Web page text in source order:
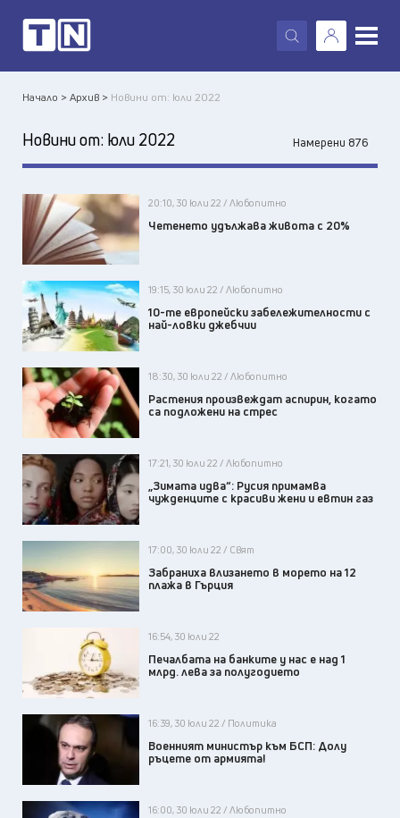
X
Начало >Архив > Новини от: юли 2022
Новини от: юли 2022 Намерени 876
20:10, 30 юли 22 / Любопитно
Четенето удължава живота с 20%
19:15, 30 юли 22 / Любопитно
10-те европейски забележителности с
най-ловки джебчии
18:30, 30 юли 22 / Любопитно
Растения произвеждат аспирин, когато
са подложени на стрес
17:21, 30 юли 22 / Любопитно
„Зимата идва“: Русия примамва
чужденците с красиви жени и евтин газ
17:00, 30 юли 22 / Свят
Забраниха влизането в морето на 12
плажа в Гърция
16:54, 30 юли 22
Печалбата на банките у нас е над 1
млрд. лева за полугодието
16:39, 30 юли 22 / Политика
Военният министър към БСП: Долу
ръцете от армията!
16:00, 30 юли 22 / Любопитно